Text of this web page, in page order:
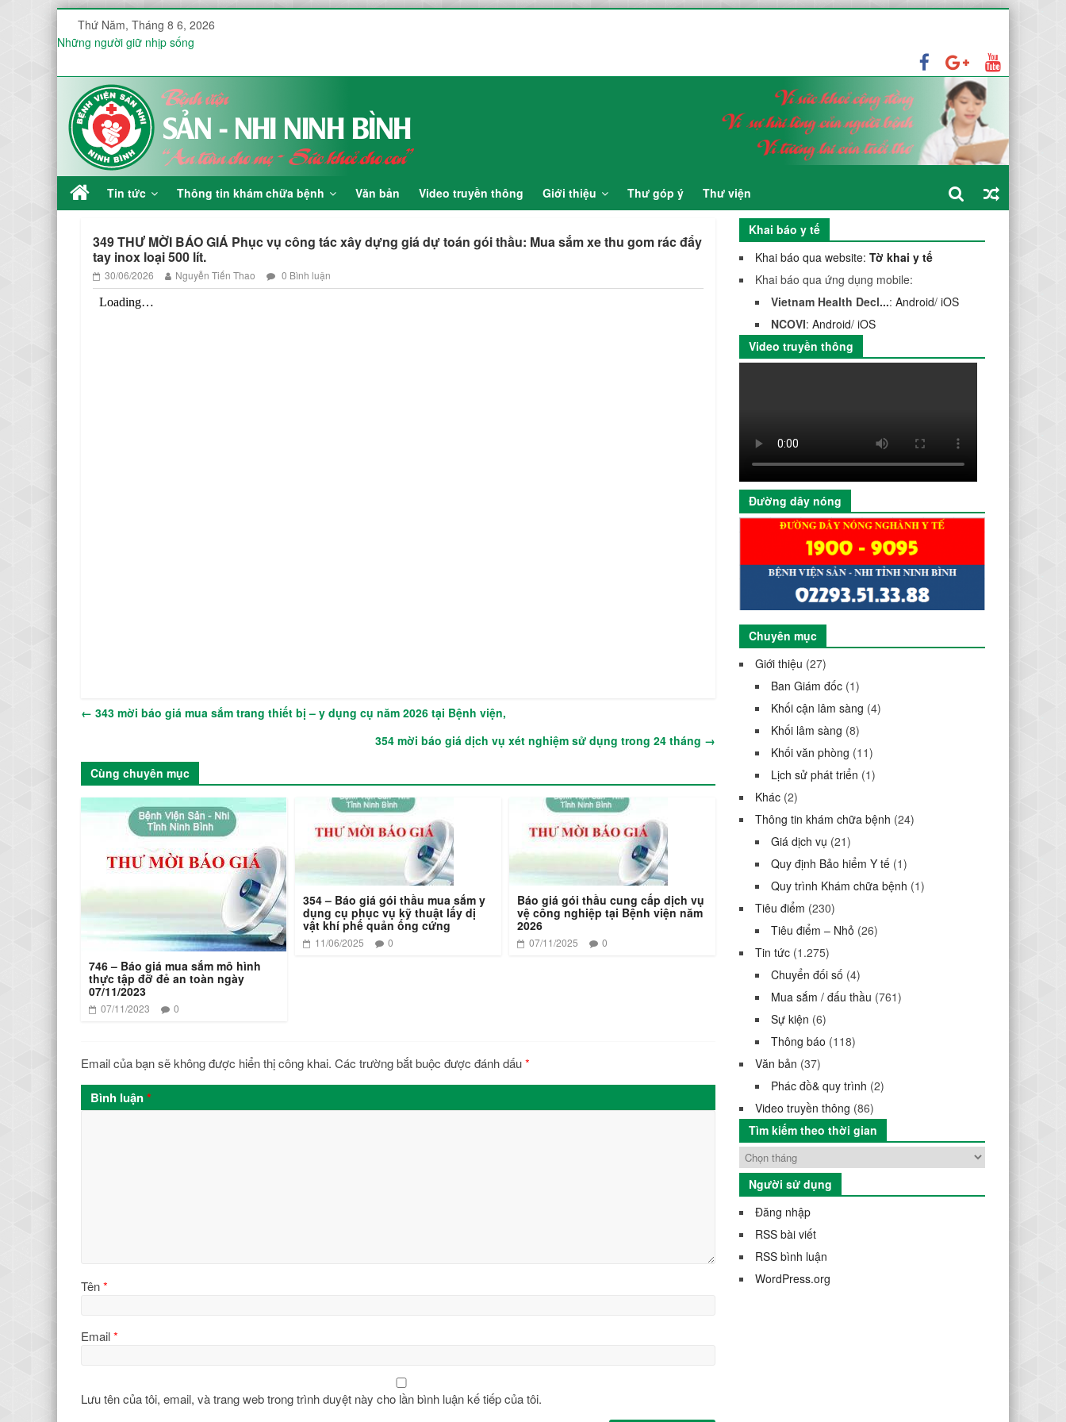
Thứ Năm, Tháng 8 6, 2026
Những người giữ nhịp sống
Trao tặng mô hình ép tim ngoài lồng ngực
751 QUYẾT ĐỊNH Về việc phê duyệt mẫu mời chào giá trực tuyến theo quy trình rút gọn trên Hệ thống mạng đấu thầu quốc gia gói thầu: Mua sắm xe thu gom rác đẩy tay inox loại 500 lít.
Thuộc kế hoạch lựa chọn nhà thầu dự toán mua sắm: Mua sắm xe thu gom rác đẩy tay inox loại 500 lít. Thuộc dự toán mua sắm: Mua sắm xe thu gom rác đẩy tay inox loại 500 lít.
HƯỞNG ỨNG TUẦN LỄ THẾ GIỚI NUÔI CON BẰNG SỮA MẸ (01–07/8) TẠI KHOA SẢN BỆNH
Tin tức Thông tin khám chữa bệnh Văn bản Video truyền thông Giới thiệu Thư góp ý Thư viện
349 THƯ MỜI BÁO GIÁ Phục vụ công tác xây dựng giá dự toán gói thầu: Mua sắm xe thu gom rác đẩy
tay inox loại 500 lít.
30/06/2026 Nguyễn Tiến Thao 0 Bình luận
← 343 mời báo giá mua sắm trang thiết bị – y dụng cụ năm 2026 tại Bệnh viện,
354 mời báo giá dịch vụ xét nghiệm sử dụng trong 24 tháng →
Cùng chuyên mục
746 – Báo giá mua sắm mô hình
thực tập đỡ đẻ an toàn ngày
07/11/2023
07/11/2023 0
354 – Báo giá gói thầu mua sắm y
dụng cụ phục vụ kỹ thuật lấy dị
vật khí phế quản ống cứng
11/06/2025 0
Báo giá gói thầu cung cấp dịch vụ
vệ công nghiệp tại Bệnh viện năm
2026
07/11/2025 0
Email của bạn sẽ không được hiển thị công khai. Các trường bắt buộc được đánh dấu*
Bình luận*
Tên*
Email*
Lưu tên của tôi, email, và trang web trong trình duyệt này cho lần bình luận kế tiếp của tôi.
Khai báo y tế
Khai báo qua website: Tờ khai y tế
Khai báo qua ứng dụng mobile:
Vietnam Health Decl...: Android/ iOS
NCOVI: Android/ iOS
Video truyền thông
Đường dây nóng
Chuyên mục
Giới thiệu (27)
Ban Giám đốc (1)
Khối cận lâm sàng (4)
Khối lâm sàng (8)
Khối văn phòng (11)
Lịch sử phát triển (1)
Khác (2)
Thông tin khám chữa bệnh (24)
Giá dịch vụ (21)
Quy định Bảo hiểm Y tế (1)
Quy trình Khám chữa bệnh (1)
Tiêu điểm (230)
Tiêu điểm – Nhỏ (26)
Tin tức (1.275)
Chuyển đối số (4)
Mua sắm / đấu thầu (761)
Sự kiện (6)
Thông báo (118)
Văn bản (37)
Phác đồ& quy trình (2)
Video truyền thông (86)
Tìm kiếm theo thời gian
Người sử dụng
Đăng nhập
RSS bài viết
RSS bình luận
WordPress.org